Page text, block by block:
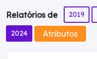
Relatórios de 2019
2024 Atributos